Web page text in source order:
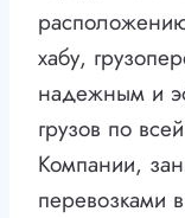
хабу,
надежным и
грузов по
Компании,
перевозками